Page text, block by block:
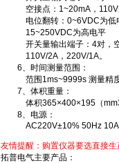
空接点：1~20mA，
电位翻转：0~6VDC为低
15~250VDC为高电平
开关量输出端子：4对，
110V/2A，220V/1A。
6、时间测量范围：
范围1ms~9999s 测量精
7、体积重量：
体积365×400×195（
8、电源：
AC220V±10% 50Hz 10A
友情提醒：购置仪器要选直接
拓普电气主要产品：